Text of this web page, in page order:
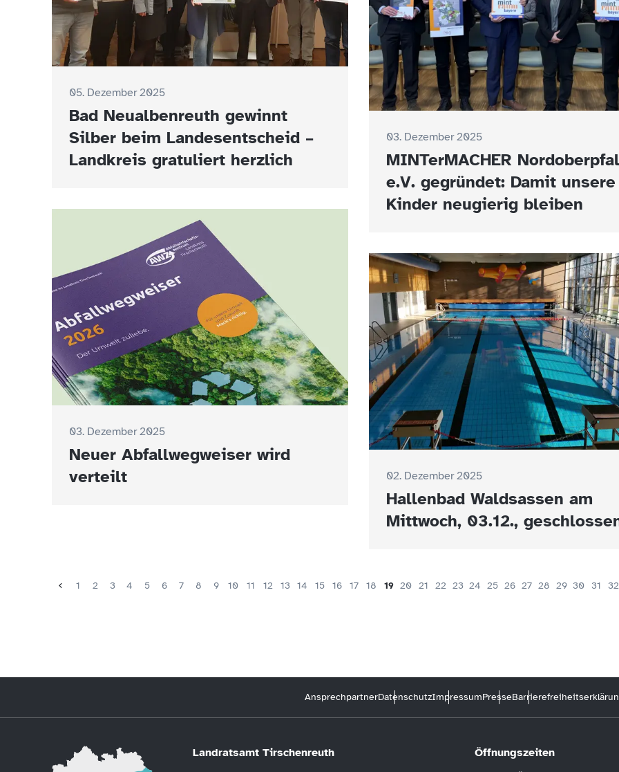
05. Dezember 2025
Bad Neualbenreuth gewinnt
Silber beim Landesentscheid –
Landkreis gratuliert herzlich
03. Dezember 2025
MINTerMACHER
e.V. gegründet: Damit unsere
Kinder neugierig bleiben
03. Dezember 2025
Neuer Abfallwegweiser wird
verteilt
02. Dezember 2025
Hallenbad Waldsassen am
Mittwoch, 03.12.,
1 2 3 4 5 6 7 8 9 10 11 12 13 14 15 16 17 18 19 20 21 22 23 24 25 26 27 28 29 30 31 32
AnsprechpartnerDatenschutzImpressumPresse
Landratsamt Tirschenreuth Öffnungszeiten